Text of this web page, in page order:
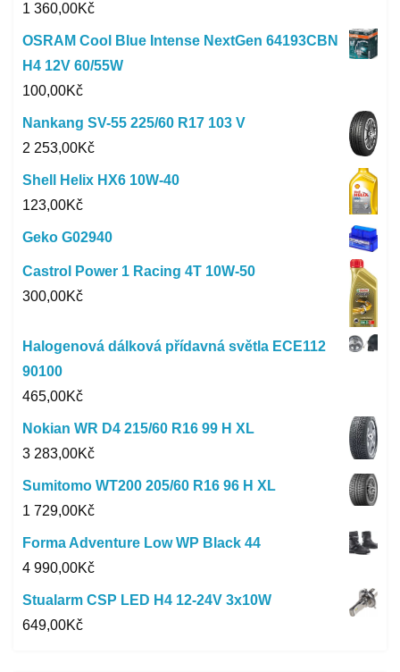
1 360,00Kč
OSRAM Cool Blue Intense NextGen 64193CBN
H4 12V 60/55W
100,00Kč
Nankang SV-55 225/60 R17 103 V
2 253,00Kč
Shell Helix HX6 10W-40
123,00Kč
Geko G02940
Castrol Power 1 Racing 4T 10W-50
300,00Kč
Halogenová dálková přídavná světla ECE112
90100
465,00Kč
Nokian WR D4 215/60 R16 99 H XL
3 283,00Kč
Sumitomo WT200 205/60 R16 96 H XL
1 729,00Kč
Forma Adventure Low WP Black 44
4 990,00Kč
Stualarm CSP LED H4 12-24V 3x10W
649,00Kč